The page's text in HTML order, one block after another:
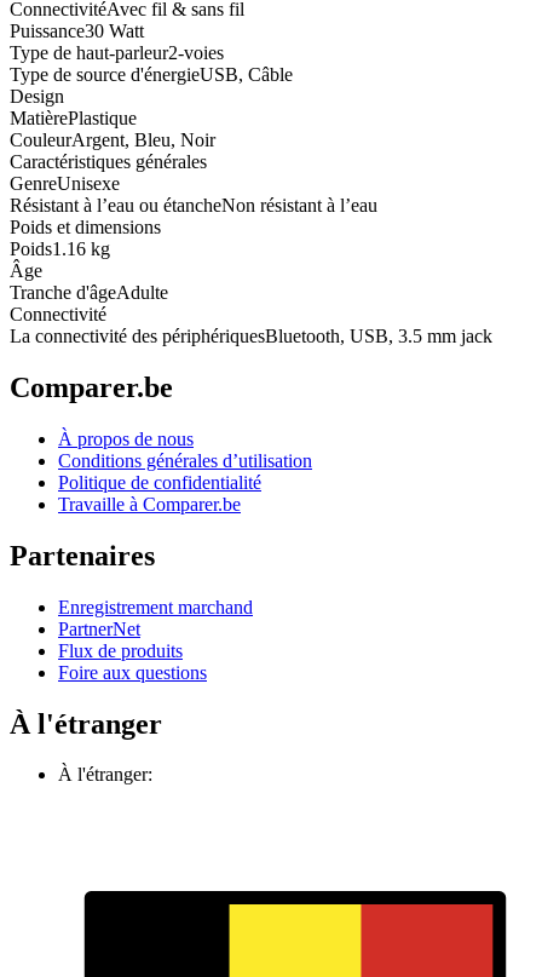
ConnectivitéAvec fil & sans fil
Puissance30 Watt
Type de haut-parleur2-voies
Type de source d'énergieUSB, Câble
Design
MatièrePlastique
CouleurArgent, Bleu, Noir
Caractéristiques générales
GenreUnisexe
Résistant à l’eau ou étancheNon résistant à l’eau
Poids et dimensions
Poids1.16 kg
Âge
Tranche d'âgeAdulte
Connectivité
La connectivité des périphériquesBluetooth, USB, 3.5 mm jack
Comparer.be
À propos de nous
Conditions générales d’utilisation
Politique de confidentialité
Travaille à Comparer.be
Partenaires
Enregistrement marchand
PartnerNet
Flux de produits
Foire aux questions
À l'étranger
À l'étranger: